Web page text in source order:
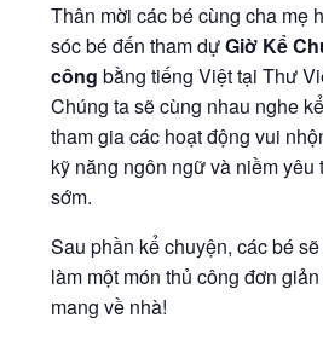
Thân mời các bé cùng cha mẹ
sóc bé đến tham dựGiờ Kể
côngbằng tiếng Việt tại Thư
Chúng ta sẽ cùng nhau nghe
tham gia các hoạt động vui
kỹ năng ngôn ngữ và niềm yêu
sớm.
Sau phần kể chuyện, các bé
làm một món thủ công đơn
mang về nhà!